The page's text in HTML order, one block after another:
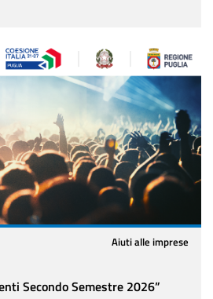
Aiuti alle imprese
Secondo Semestre 2026”